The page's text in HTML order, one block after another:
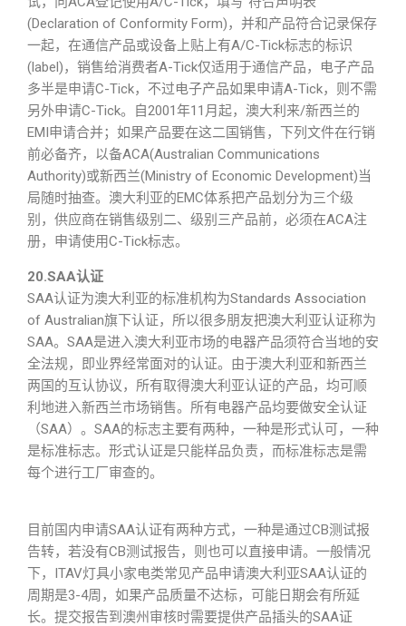
(Declaration of Conformity Form)，并和产品符合记录保存
一起，在通信产品或设备上贴上有A/C-Tick标志的标识
(label)，销售给消费者A-Tick仅适用于通信产品，电子产品
多半是申请C-Tick，不过电子产品如果申请A-Tick，则不需
另外申请C-Tick。自2001年11月起，澳大利来/新西兰的
EMI申请合并；如果产品要在这二国销售，下列文件在行销
前必备齐，以备ACA(Australian Communications
Authority)或新西兰(Ministry of Economic Development)当
局随时抽查。澳大利亚的EMC体系把产品划分为三个级
别，供应商在销售级别二、级别三产品前，必须在ACA注
册，申请使用C-Tick标志。
20.SAA认证
SAA认证为澳大利亚的标准机构为Standards Association
of Australian旗下认证，所以很多朋友把澳大利亚认证称为
SAA。SAA是进入澳大利亚市场的电器产品须符合当地的安
全法规，即业界经常面对的认证。由于澳大利亚和新西兰
两国的互认协议，所有取得澳大利亚认证的产品，均可顺
利地进入新西兰市场销售。所有电器产品均要做安全认证
（SAA）。SAA的标志主要有两种，一种是形式认可，一种
是标准标志。形式认证是只能样品负责，而标准标志是需
每个进行工厂审查的。
目前国内申请SAA认证有两种方式，一种是通过CB测试报
告转，若没有CB测试报告，则也可以直接申请。一般情况
下，ITAV灯具小家电类常见产品申请澳大利亚SAA认证的
周期是3-4周，如果产品质量不达标，可能日期会有所延
长。提交报告到澳州审核时需要提供产品插头的SAA证